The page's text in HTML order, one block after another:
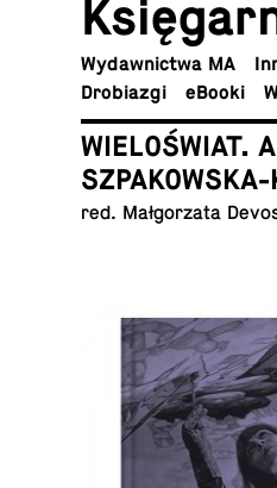
Wy­daw­nic­twa MA
Dro­bia­zgi
eBooki
WIELOŚWIAT.
red. Mał­go­rza­ta